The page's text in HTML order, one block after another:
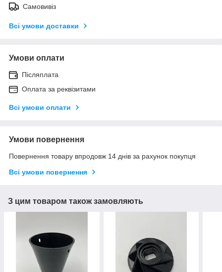
Самовивіз
Всі умови доставки
Умови оплати
Післяплата
Оплата за реквізитами
Всі умови оплати
Умови повернення
Повернення товару впродовж 14 днів за рахунок покупця
Всі умови повернення
З цим товаром також замовляють